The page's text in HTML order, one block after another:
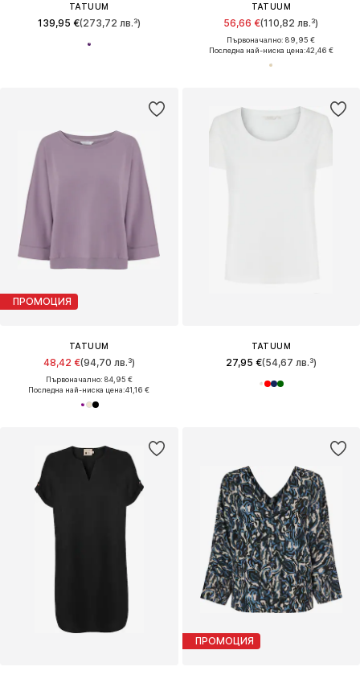
TATUUM
139,95 €(273,72 лв.³)
TATUUM
56,66 €(110,82 лв.³)
Първоначално: 89,95 €
Последна най-ниска цена:42,46 €
ПРОМОЦИЯ
TATUUM
48,42 €(94,70 лв.³)
Първоначално: 84,95 €
Последна най-ниска цена:41,16 €
TATUUM
27,95 €(54,67 лв.³)
ПРОМОЦИЯ